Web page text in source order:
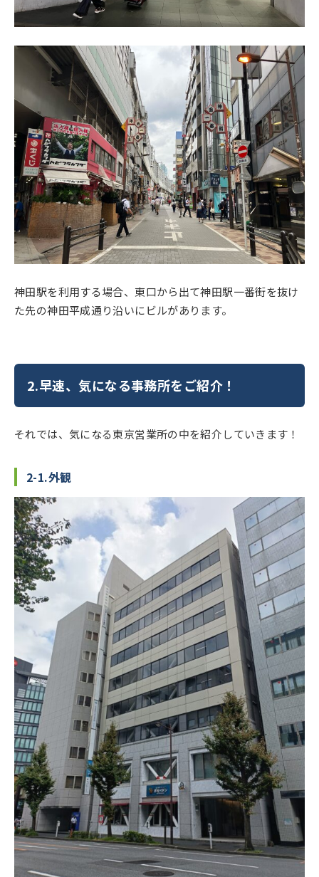
神田駅を利用する場合、東口から出て神田駅一番街を抜け
た先の神田平成通り沿いにビルがあります。
2.早速、気になる事務所をご紹介！
それでは、気になる東京営業所の中を紹介していきます！
2-1.外観